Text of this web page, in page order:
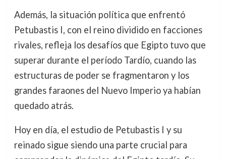
Además, la situación política que enfrentó
Petubastis I, con el reino dividido en facciones
rivales, refleja los desafíos que Egipto tuvo que
superar durante el período Tardío, cuando las
estructuras de poder se fragmentaron y los
grandes faraones del Nuevo Imperio ya habían
quedado atrás.
Hoy en día, el estudio de Petubastis I y su
reinado sigue siendo una parte crucial para